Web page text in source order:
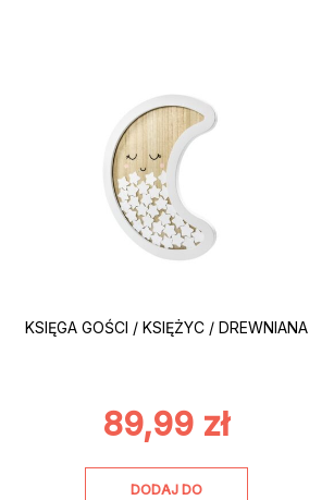
KSIĘGA GOŚCI / KSIĘŻYC / DREWNIANA
89,99 zł
DODAJ DO